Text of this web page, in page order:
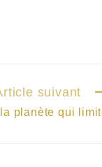
suivant
planète qui